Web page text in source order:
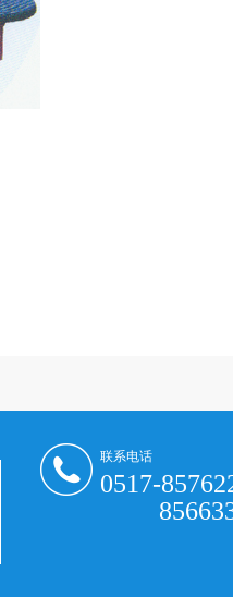
联系电话
0517-